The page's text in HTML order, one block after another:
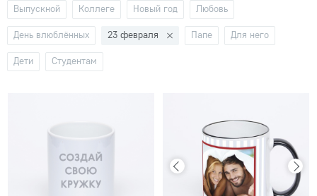
Выпускной Коллеге Новый год Любовь
День влюблённых 23 февраля Папе Для него
Дети Студентам